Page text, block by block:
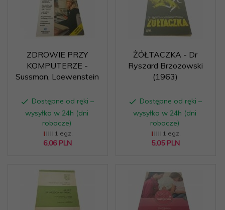
ZDROWIE PRZY
KOMPUTERZE -
Sussman, Loewenstein
Dostępne od ręki –
wysyłka w 24h (dni
robocze)
1 egz.
6,06 PLN
ŻÓŁTACZKA - Dr
Ryszard Brzozowski
(1963)
Dostępne od ręki –
wysyłka w 24h (dni
robocze)
1 egz.
5,05 PLN